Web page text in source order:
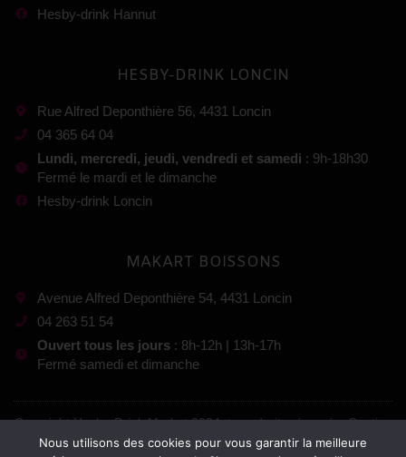
Hesby-drink Hannut
HESBY-DRINK LONCIN
Rue Alfred Deponthière 56, 4431 Loncin
04 365 64 04
Lundi, mercredi, jeudi, vendredi et samedi : 9h-18h30
Fermé le mardi et le dimanche
Hesby-drink Loncin
MAKART BOISSONS
Avenue Alfred Deponthière 54, 4431 Loncin
04 263 51 54
Ouvert tous les jours : 8h-12h | 13h-17h
Fermé samedi et dimanche
Copyright Hesby-Drink Market 2024, tous droits réservés. Gestion
:
Nous utilisons des cookies pour vous garantir la meilleure